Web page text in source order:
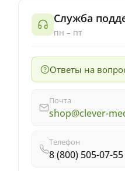
Служба
пн – пт
Ответы на
Почта
shop@clever-
Телефон
8 (800) 505-07-55